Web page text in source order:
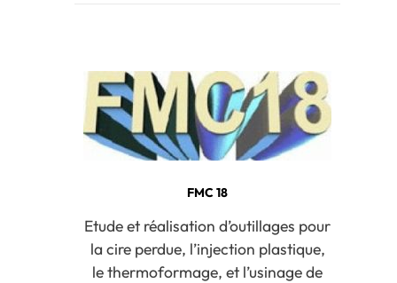
FMC 18
Etude et réalisation d’outillages pour
la cire perdue, l’injection plastique,
le thermoformage, et l’usinage de